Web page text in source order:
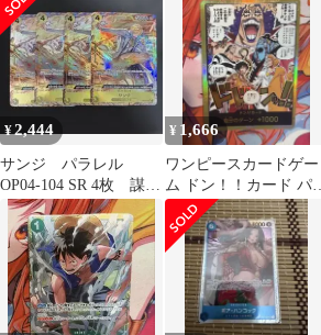
険 他3枚
¥2,444
サンジ パラレル
OP04-104 SR 4枚 謀略
の王国
¥ 1,666
ワンピースカードゲー
ム ドン！！カード パラ
レル インペルダウン 脱
獄